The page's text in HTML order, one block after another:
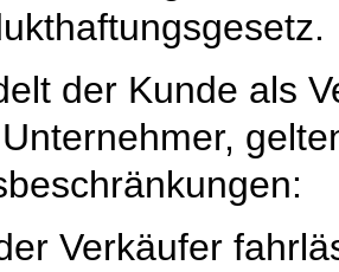
der Kunde als
Verkäufer